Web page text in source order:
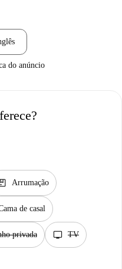
do anúncio
Arrumação
de casal
privada tv TV